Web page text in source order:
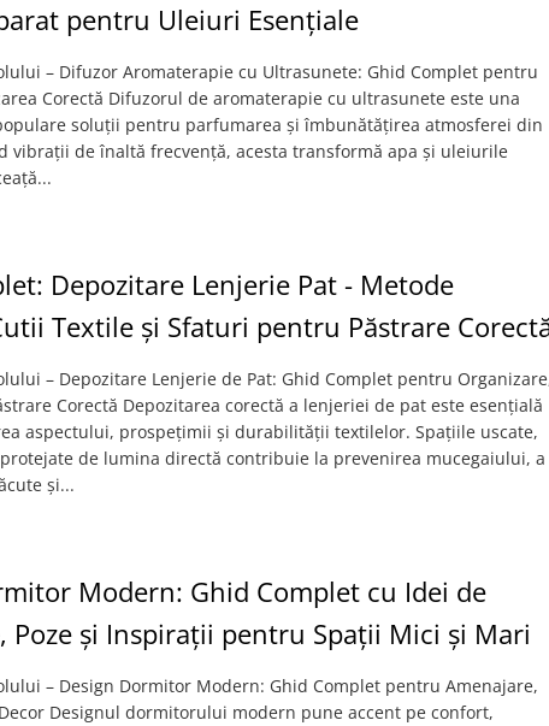
pentru Uleiuri Esențiale
– Difuzor Aromaterapie cu Ultrasunete: Ghid Complet pentru
Corectă Difuzorul de aromaterapie cu ultrasunete este una
soluții pentru parfumarea și îmbunătățirea atmosferei din
vibrații de înaltă frecvență, acesta transformă apa și uleiurile
Depozitare Lenjerie Pat - Metode
Textile și Sfaturi pentru Păstrare
– Depozitare Lenjerie de Pat: Ghid Complet pentru
Corectă Depozitarea corectă a lenjeriei de pat este esențială
aspectului, prospețimii și durabilității textilelor. Spațiile uscate,
de lumina directă contribuie la prevenirea mucegaiului, a
și...
Modern: Ghid Complet cu Idei de
Poze și Inspirații pentru Spații Mici și Mari
– Design Dormitor Modern: Ghid Complet pentru Amenajare,
Designul dormitorului modern pune accent pe confort,